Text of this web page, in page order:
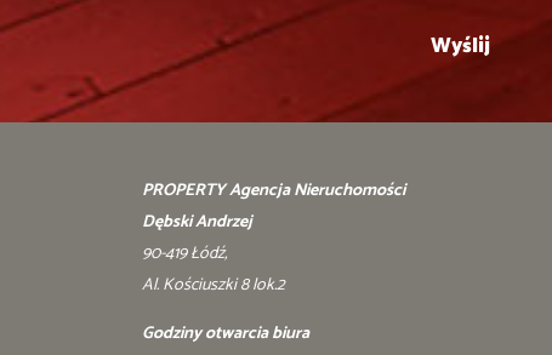
PROPERTY Agencja Nieruchomości
Dębski Andrzej
90-419 Łódź,
Al. Kościuszki 8 lok.2
Godziny otwarcia biura